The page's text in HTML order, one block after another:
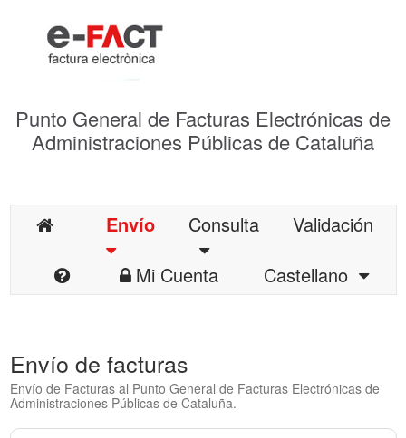
Punto General de Facturas Electrónicas de
Administraciones Públicas de Cataluña
Envío Consulta
Validación
Mi Cuenta
Castellano
Envío de facturas
Envío de Facturas al Punto General de Facturas Electrónicas de
Administraciones Públicas de Cataluña.